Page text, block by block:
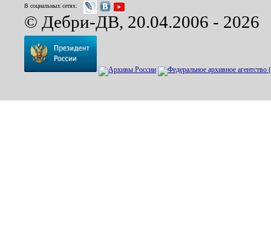
В социальных сетях:
© Дебри-ДВ, 20.04.2006 - 2026